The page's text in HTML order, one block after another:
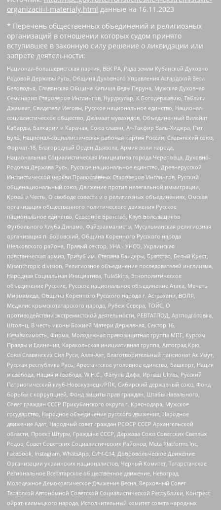
organizacii-i-materialy.html данные на 16.11.2023
* Перечень общественных объединений и религиозных
организаций в отношении которых судом принято
вступившее в законную силу решение о ликвидации или
запрете деятельности:
Национал-большевистская партия, ВЕК РА, Рада земли Кубанской Духовно
Родовой Державы Русь, Община Духовного Управления Асгардской Веси
Беловодья, Славянская Община Капища Веды Перуна, Мужская Духовная
Семинария Староверов-Инглингов, Нурджулар, К Богодержавию, Таблиги
Джамаат, Свидетели Иеговы, Русское национальное единство, Национал-
социалистическое общество, Джамаат мувахидов, Объединенный Вилайат
Кабарды, Балкарии и Карачая, Союз славян, Ат-Такфир Валь-Хиджра, Пит
Буль, Национал-социалистическая рабочая партия России, Славянский союз,
Формат-18, Благородный Орден Дьявола, Армия воли народа,
Национальная Социалистическая Инициатива города Череповца, Духовно-
Родовая Держава Русь, Русское национальное единство, Древнерусской
Инглистической церкви Православных Староверов-Инглингов, Русский
общенациональный союз, Движение против нелегальной иммиграции,
Кровь и Честь, О свободе совести и о религиозных объединениях, Омская
организация общественного политического движения Русское
национальное единство, Северное Братство, Клуб Болельщиков
Футбольного Клуба Динамо, Файзрахманисты, Мусульманская религиозная
организация п. Боровский, Община Коренного Русского народа
Щелковского района, Правый сектор, УНА - УНСО, Украинская
повстанческая армия, Тризуб им. Степана Бандеры, Братство, Белый Крест,
Misanthropic division, Религиозное объединение последователей инглиизма,
Народная Социальная Инициатива, TulaSkins, Этнополитическое
объединение Русские, Русское национальное объединение Атака, Мечеть
Мирмамеда, Община Коренного Русского народа г. Астрахани, ВОЛЯ,
Меджлис крымскотатарского народа, Рубеж Севера, ТОЙС, О
противодействии экстремистской деятельности, РЕВТАТПОД, Артподготовка,
Штольц, В честь иконы Божией Матери Державная, Сектор 16,
Независимость, Фирма, Молодежная правозащитная группа МПГ, Курсом
Правды и Единения, Каракольская инициативная группа, Автоград Крю,
Союз Славянских Сил Руси, Алля-Аят, Благотворительный пансионат Ак Умут,
Русская республика Русь, Арестантское уголовное единство, Башкорт, Нация
и свобода, Нация и свобода, W.H.С., Фалунь Дафа, Иртыш Ultras, Русский
Патриотический клуб-Новокузнецк/РПК, Сибирский державный союз, Фонд
борьбы с коррупцией, Фонд защиты прав граждан, Штабы Навального,
Совет граждан СССР Прикубанского округа г. Краснодара, Мужское
государство, Народное объединение русского движения, Народное
движение Адат, Народный совет граждан РСФСР СССР Архангельской
области, Проект Штурм, Граждане СССР, Держава Союз Советских Светлых
Родов, Совет Советских Социалистических Районов, Meta Platforms Inc,
Facebook, Instagram, WhatsApp, СИЧ-С14, Добровольческое Движение
Организации украинских националистов, Черный Комитет, Татарстанское
Региональное Всетатарское общественное движение, Невоград,
Молодежное Демократическое Движение Весна, Верховный Совет
Татарской Автономной Советской Социалистической Республики, Конгресс
ойрат-калмыцкого народа, Исполнительный комитет совета народных